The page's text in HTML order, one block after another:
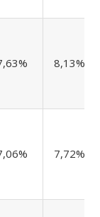
8,13%
7,72%